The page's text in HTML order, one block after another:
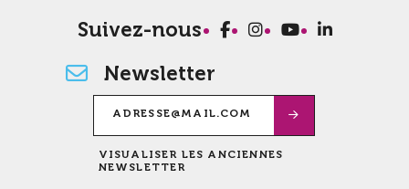
Suivez-nous
Newsletter
VISUALISER LES ANCIENNES
NEWSLETTER